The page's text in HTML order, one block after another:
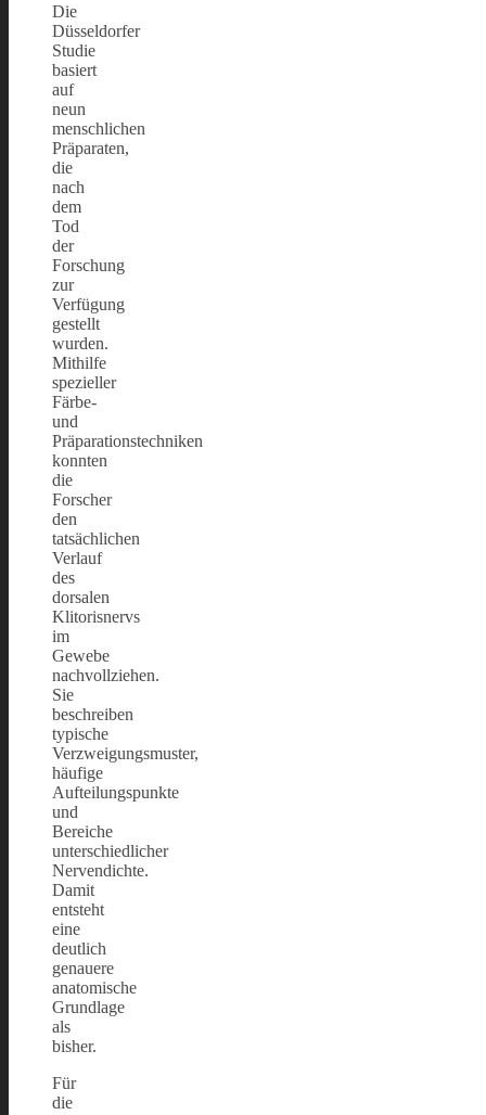
Die
Düsseldorfer
Studie
basiert
auf
neun
menschlichen
Präparaten,
die
nach
dem
Tod
der
Forschung
zur
Verfügung
gestellt
wurden.
Mithilfe
spezieller
Färbe-
und
Präparationstechniken
konnten
die
Forscher
den
tatsächlichen
Verlauf
des
dorsalen
Klitorisnervs
im
Gewebe
nachvollziehen.
Sie
beschreiben
typische
Verzweigungsmuster,
häufige
Aufteilungspunkte
und
Bereiche
unterschiedlicher
Nervendichte.
Damit
entsteht
eine
deutlich
genauere
anatomische
Grundlage
als
bisher.
Für
die